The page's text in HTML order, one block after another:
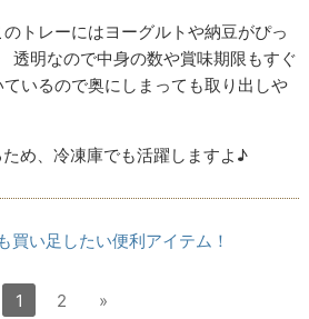
トレーにはヨーグルトや納豆がぴっ
透明なので中身の数や賞味期限もすぐ
いるので奥にしまっても取り出しや
め、冷凍庫でも活躍しますよ♪
買い足したい便利アイテム！
1 2 »